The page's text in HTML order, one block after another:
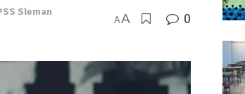
Sleman
AA 0